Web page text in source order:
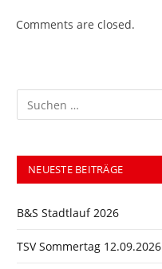
Comments are closed.
NEUESTE BEITRÄGE
B&S Stadtlauf 2026
TSV Sommertag 12.09.2026